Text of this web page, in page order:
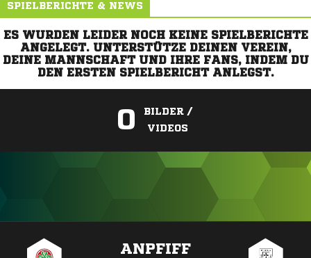
SPIELBERICHTE & NEWS
ES WURDEN LEIDER NOCH KEINE SPIELBERICHTE
ANGELEGT. UNTERSTÜTZE DEINEN VEREIN,
DEINE MANNSCHAFT UND IHRE FANS, INDEM DU
DEN ERSTEN SPIELBERICHT ANLEGST.
0
BILDER /
VIDEOS
ANPFIFF